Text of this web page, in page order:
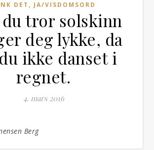
DET, JA/VISDOMSORD
tror solskinn
deg lykke, da
ikke danset i
regnet.
4. mars 2016
Berg